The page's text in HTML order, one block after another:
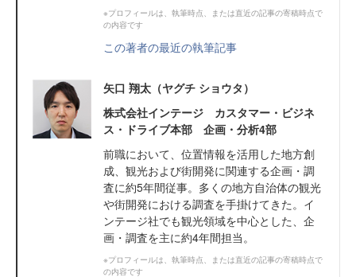
※プロフィールは、執筆時点、または直近の記事の寄稿時点で
の内容です
この著者の最近の執筆記事
矢口 翔太（ヤグチ ショウタ）
株式会社インテージ カスタマー・ビジネ
ス・ドライブ本部 企画・分析4部
前職において、位置情報を活用した地方創
成、観光および街開発に関連する企画・調
査に約5年間従事。多くの地方自治体の観光
や街開発における調査を手掛けてきた。イ
ンテージ社でも観光領域を中心とした、企
画・調査を主に約4年間担当。
※プロフィールは、執筆時点、または直近の記事の寄稿時点で
の内容です